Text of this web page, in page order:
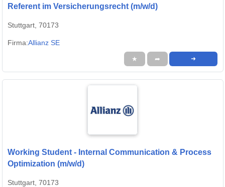
Referent im Versicherungsrecht (m/w/d)
Stuttgart, 70173
Firma:Allianz SE
★ ➦ ➜
Working Student - Internal Communication & Process
Optimization (m/w/d)
Stuttgart, 70173